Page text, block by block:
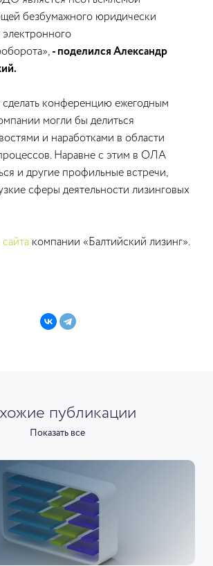
безбумажного юридически
электронного
- поделился Александр
конференцию ежегодным
могли бы делиться
и наработками в области
Наравне с этим в ОЛА
и другие профильные встречи,
сферы деятельности лизинговых
сайта компании «Балтийский лизинг».
публикации
Показать все